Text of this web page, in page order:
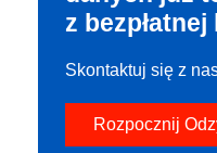
z
Skontaktuj się z
Rozpocznij